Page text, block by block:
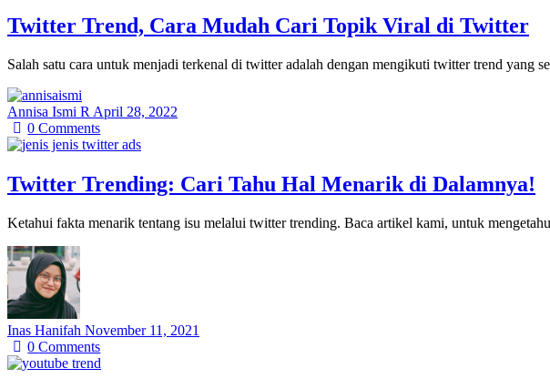
Twitter Trend, Cara Mudah Cari Topik Viral di Twitter
Salah satu cara untuk menjadi terkenal di twitter adalah dengan mengikuti twitter trend
Annisa Ismi R April 28, 2022
0Comments
Twitter Trending: Cari Tahu Hal Menarik di Dalamnya!
Ketahui fakta menarik tentang isu melalui twitter trending. Baca artikel kami, untuk
Inas Hanifah November 11, 2021
0Comments